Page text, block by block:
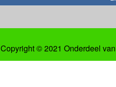
Copyright © 2021 Onderdeel van